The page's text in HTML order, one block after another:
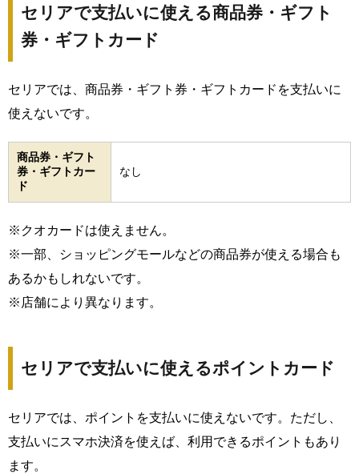
セリアで支払いに使える商品券・ギフト
券・ギフトカード
セリアでは、商品券・ギフト券・ギフトカードを支払いに
使えないです。
商品券・ギフト
券・ギフトカー
ド
なし
※クオカードは使えません。
※一部、ショッピングモールなどの商品券が使える場合も
あるかもしれないです。
※店舗により異なります。
セリアで支払いに使えるポイントカード
セリアでは、ポイントを支払いに使えないです。ただし、
支払いにスマホ決済を使えば、利用できるポイントもあり
ます。